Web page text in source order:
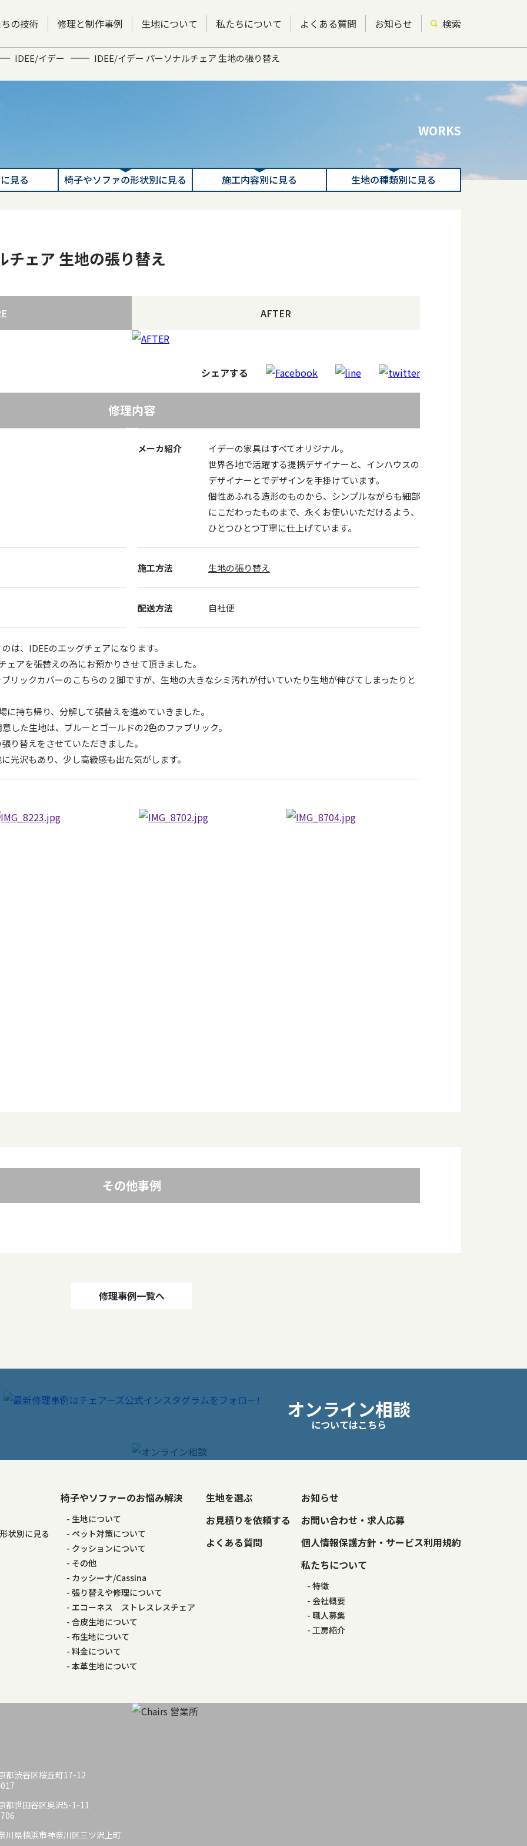
の技術 修理と制作事例 生地について 私たちについて よくある質問 お知らせ 検索
IDEE/イデー IDEE/イデー パーソナルチェア 生地の張り替え
WORKS
見る 椅子やソファの形状別に見る 施工内容別に見る 生地の種類別に見る
チェア 生地の張り替え
AFTER
シェアする
修理内容
メーカ紹介
イデーの家具はすべてオリジナル。
世界各地で活躍する提携デザイナーと、インハウスの
デザイナーとでデザインを手掛けています。
個性あふれる造形のものから、シンプルながらも細部
にこだわったものまで、永くお使いいただけるよう、
ひとつひとつ丁寧に仕上げています。
施工方法 生地の張り替え
配送方法 自社便
は、IDEEのエッグチェアになります。
ェアを張替えの為にお預かりさせて頂きました。
リックカバーのこちらの２脚ですが、生地の大きなシミ汚れが付いていたり生地が伸びてしまったりと
に持ち帰り、分解して張替えを進めていきました。
した生地は、ブルーとゴールドの2色のファブリック。
り替えをさせていただきました。
光沢もあり、少し高級感も出た気がします。
その他事例
修理事例一覧へ
オンライン相談
についてはこちら
状別に見る
椅子やソファーのお悩み解決
生地について
ペット対策について
クッションについて
その他
カッシーナ/Cassina
張り替えや修理について
エコーネス ストレスレスチェア
合皮生地について
布生地について
料金について
本革生地について
生地を選ぶ
お見積りを依頼する
よくある質問
お知らせ
お問い合わせ・求人応募
個人情報保護方針・サービス利用規約
私たちについて
特徴
会社概要
職人募集
工房紹介
都渋谷区桜丘町17-12
都世田谷区奥沢5-1-11
川県横浜市神奈川区三ツ沢上町